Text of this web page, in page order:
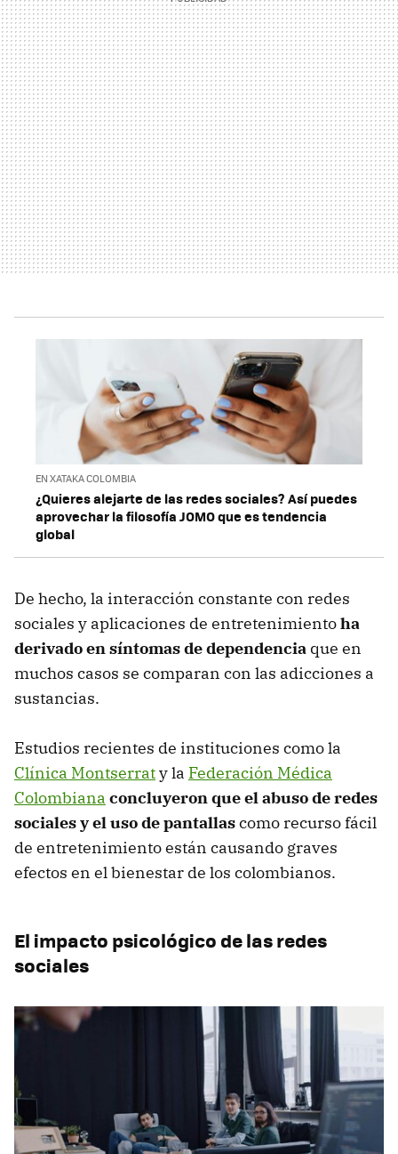
EN XATAKA COLOMBIA
¿Quieres alejarte de las redes sociales? Así puedes
aprovechar la filosofía JOMO que es tendencia
global
De hecho, la interacción constante con redes
sociales y aplicaciones de entretenimientoha
derivado en síntomas de dependencia que en
muchos casos se comparan con las adicciones a
sustancias.
Estudios recientes de instituciones como la
Clínica Montserraty la Federación Médica
Colombiana concluyeron que el abuso de redes
sociales y el uso de pantallascomo recurso fácil
de entretenimiento están causando graves
efectos en el bienestar de los colombianos.
El impacto psicológico de las redes
sociales